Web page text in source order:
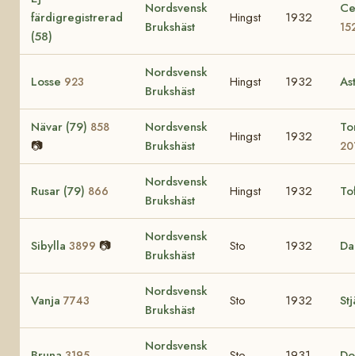
färdigregistrerad
(58)
Nordsvensk
Brukshäst
Hingst 1932
Losse 923
Nordsvensk
Brukshäst
Hingst 1932
Nävar (79) 858
📷
Nordsvensk
Brukshäst
Hingst 1932
Rusar (79) 866
Nordsvensk
Brukshäst
Hingst 1932
Sibylla 3899 📷
Nordsvensk
Brukshäst
Sto 1932
Vanja 7743
Nordsvensk
Brukshäst
Sto 1932
Nordsvensk